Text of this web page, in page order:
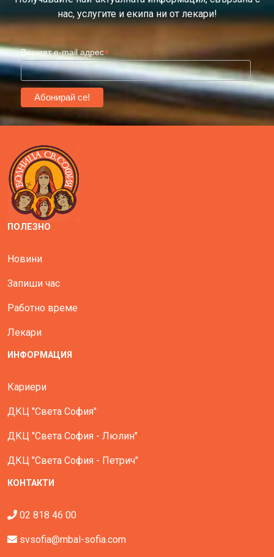
нас, услугите и екипа ни от лекари!
Вашият e-mail адрес*
ПОЛЕЗНО
Новини
Запиши час
Работно време
Лекари
ИНФОРМАЦИЯ
Кариери
ДКЦ "Света София"
ДКЦ "Света София - Люлин"
ДКЦ "Света София - Петрич"
КОНТАКТИ
02 818 46 00
svsofia@mbal-sofia.com